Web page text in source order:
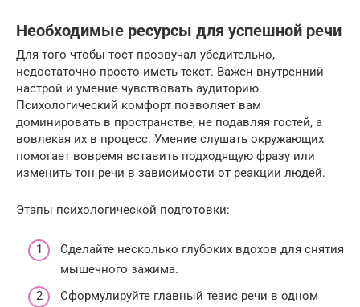
Необходимые ресурсы для успешной речи
Для того чтобы тост прозвучал убедительно,
недостаточно просто иметь текст. Важен внутренний
настрой и умение чувствовать аудиторию.
Психологический комфорт позволяет вам
доминировать в пространстве, не подавляя гостей, а
вовлекая их в процесс. Умение слушать окружающих
помогает вовремя вставить подходящую фразу или
изменить тон речи в зависимости от реакции людей.
Этапы психологической подготовки:
Сделайте несколько глубоких вдохов для снятия
мышечного зажима.
Сформулируйте главный тезис речи в одном